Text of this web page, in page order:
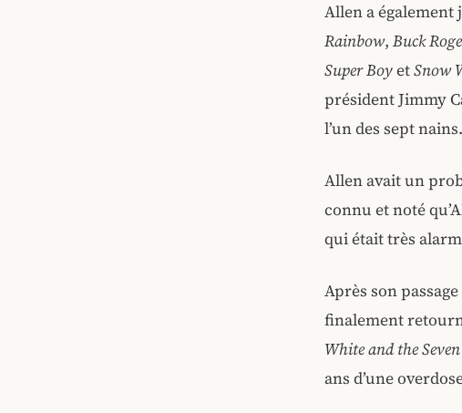
Allen a également
Rainbow, Buck
Super BoyetSnow
président Jimmy
l’un des sept
Allen avait un
connu et noté
qui était très
Après son
finalement
White and the
ans d’une